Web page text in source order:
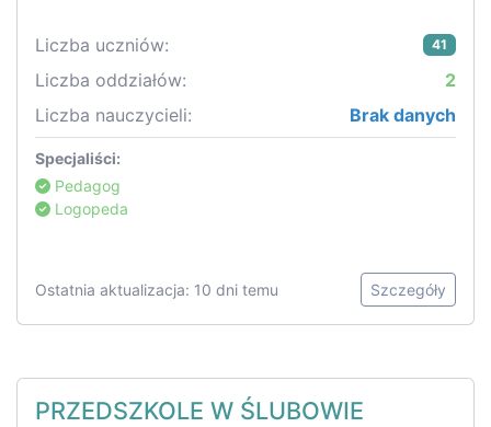
Liczba uczniów: 41
Liczba oddziałów:
2
Liczba nauczycieli:
Brak danych
Specjaliści:
Pedagog
Logopeda
Ostatnia aktualizacja: 10 dni temu Szczegóły
PRZEDSZKOLE W ŚLUBOWIE